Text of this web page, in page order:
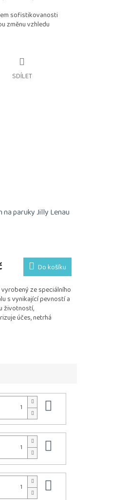
sofistikovanosti
změnu vzhledu
SDÍLET
na paruky Jilly Lenau
Do košíku
ze speciálního
s vynikající pevností a
životností,
účes, netrhá